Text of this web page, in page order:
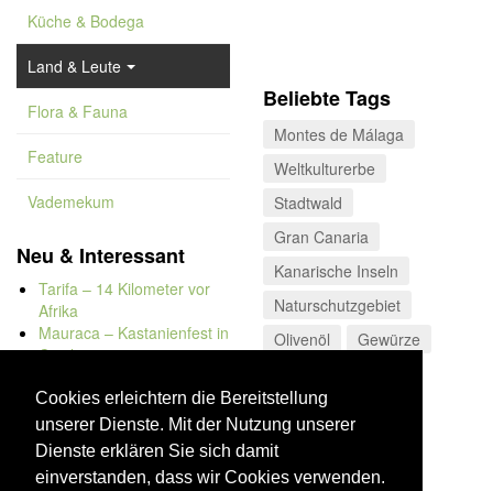
Cookies erleichtern die Bereitstellung
unserer Dienste. Mit der Nutzung unserer
Dienste erklären Sie sich damit
einverstanden, dass wir Cookies verwenden.
Küche & Bodega
Land & Leute
Flora & Fauna
Feature
Vademekum
Neu & Interessant
Tarifa – 14 Kilometer vor
Afrika
Mauraca – Kastanienfest in
Capileira
Bolonia
Kap Trafalgar
Düne von Bolonia
Beliebte Tags
Montes de Málaga
Weltkulturerbe
Stadtwald
Gran Canaria
Kanarische Inseln
Naturschutzgebiet
Olivenöl
Gewürze
Costa de Almería